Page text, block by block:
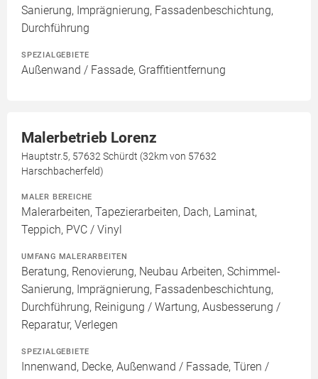
Sanierung, Imprägnierung, Fassadenbeschichtung,
Durchführung
SPEZIALGEBIETE
Außenwand / Fassade, Graffitientfernung
Malerbetrieb Lorenz
Hauptstr.5, 57632 Schürdt (32km von 57632
Harschbacherfeld)
MALER BEREICHE
Malerarbeiten, Tapezierarbeiten, Dach, Laminat,
Teppich, PVC / Vinyl
UMFANG MALERARBEITEN
Beratung, Renovierung, Neubau Arbeiten, Schimmel-
Sanierung, Imprägnierung, Fassadenbeschichtung,
Durchführung, Reinigung / Wartung, Ausbesserung /
Reparatur, Verlegen
SPEZIALGEBIETE
Innenwand, Decke, Außenwand / Fassade, Türen /